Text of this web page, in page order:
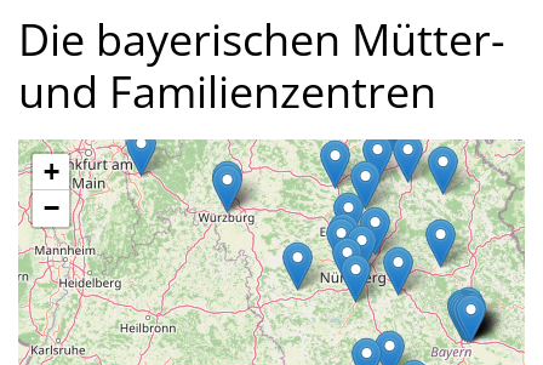
Die bayerischen Mütter-
und Familienzentren
+
−